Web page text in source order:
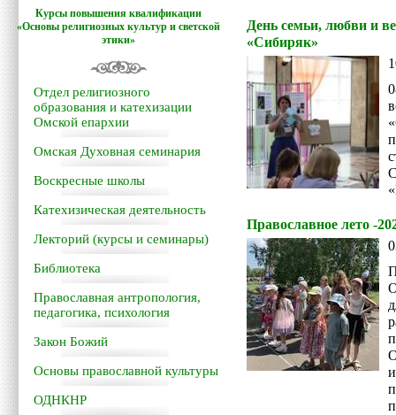
Курсы повышения квалификации
«Основы религиозных культур и светской
этики»
Отдел религиозного
образования и катехизации
Омской епархии
Омская Духовная семинария
Воскресные школы
Катехизическая деятельность
Лекторий (курсы и семинары)
Библиотека
Православная антропология,
педагогика, психология
Закон Божий
Основы православной культуры
ОДНКНР
День семьи, любви и
«Сибиряк»
Православное лето -